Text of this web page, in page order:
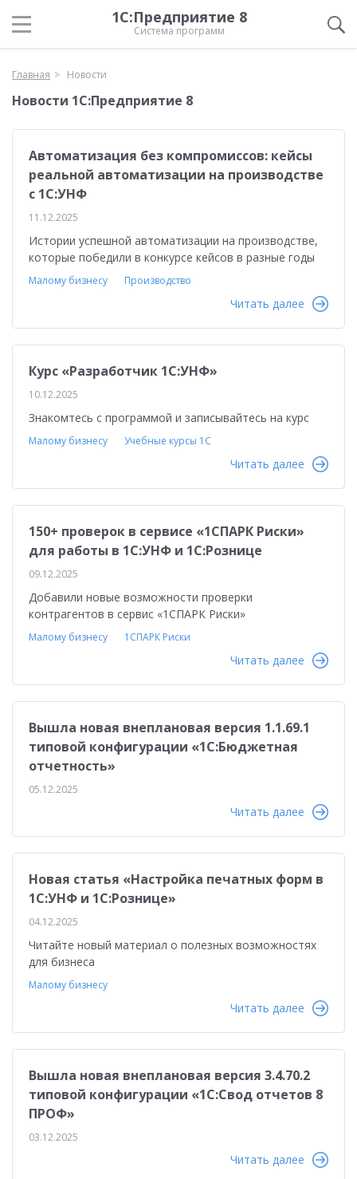
1С:Предприятие 8
Система программ
Главная Новости
Новости 1С:Предприятие 8
Автоматизация без компромиссов: кейсы
реальной автоматизации на производстве
с 1С:УНФ
11.12.2025
Истории успешной автоматизации на производстве,
которые победили в конкурсе кейсов в разные годы
Малому бизнесу Производство
Читать далее
Курс «Разработчик 1С:УНФ»
10.12.2025
Знакомтесь с программой и записывайтесь на курс
Малому бизнесу Учебные курсы 1С
Читать далее
150+ проверок в сервисе «1СПАРК Риски»
для работы в 1С:УНФ и 1С:Рознице
09.12.2025
Добавили новые возможности проверки
контрагентов в сервис «1СПАРК Риски»
Малому бизнесу 1СПАРК Риски
Читать далее
Вышла новая внеплановая версия 1.1.69.1
типовой конфигурации «1C:Бюджетная
отчетность»
05.12.2025
Читать далее
Новая статья «Настройка печатных форм в
1С:УНФ и 1С:Рознице»
04.12.2025
Читайте новый материал о полезных возможностях
для бизнеса
Малому бизнесу
Читать далее
Вышла новая внеплановая версия 3.4.70.2
типовой конфигурации «1C:Свод отчетов 8
ПРОФ»
03.12.2025
Читать далее